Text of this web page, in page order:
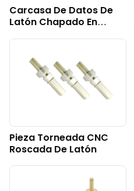
Carcasa De Datos De
Latón Chapado En
Pieza Torneada CNC
Roscada De Latón